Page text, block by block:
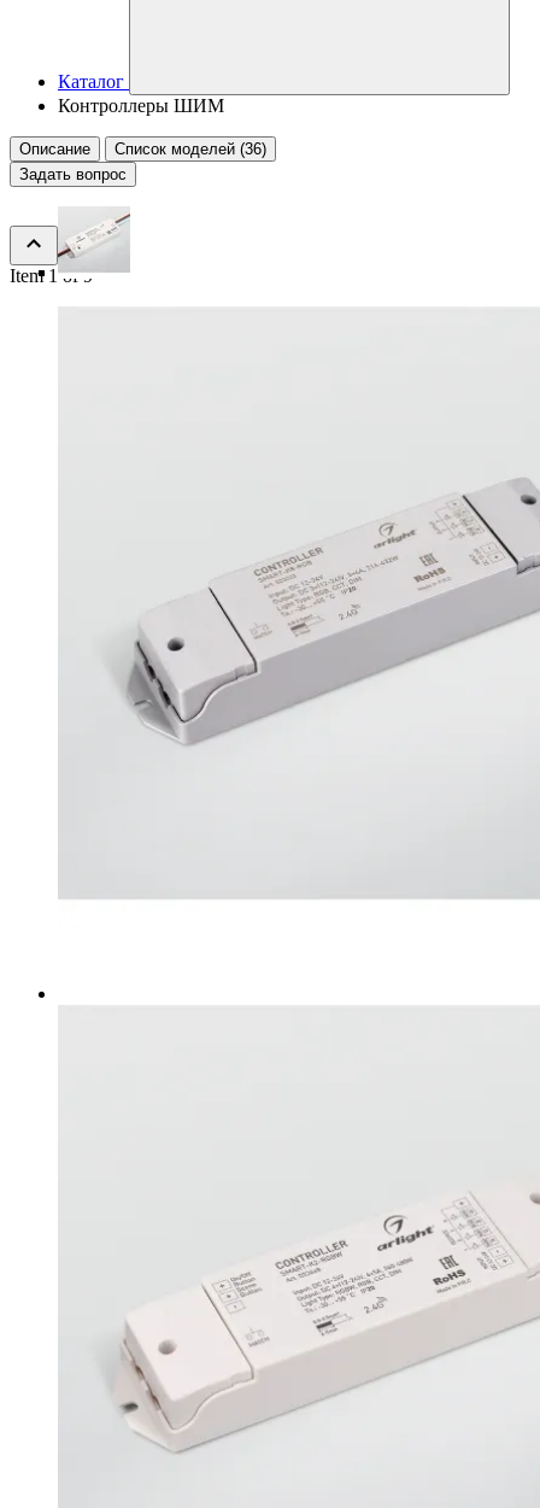
Каталог
Контроллеры ШИМ
Описание
Список моделей (36)
Задать вопрос
Item 1 of 9